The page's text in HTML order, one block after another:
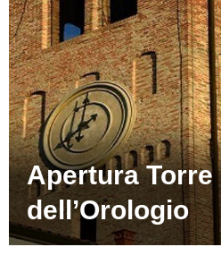
Apertura Torre
dell’Orologio